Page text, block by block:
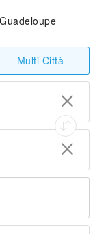
Guadeloupe
Multi Città